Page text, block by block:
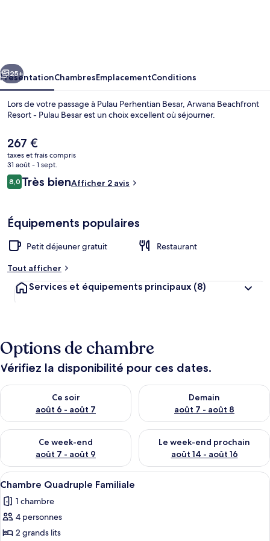
Pulau
Besar
Suivant
25+
PrésentationChambresEmplacementConditions
Lors de votre passage à Pulau Perhentian Besar, Arwana Beachfront
Resort - Pulau Besar est un choix excellent où séjourner.
Le
prix
actuel
est
de
267 €
taxes et frais compris
31 août - 1 sept.
Avis
voyageurs
8,08,0 sur 10
Très bienAfficher 2 avis
Équipements populaires
Petit déjeuner gratuit
Restaurant
Tout afficher
Services et équipements principaux (8)
Options de chambre
Vérifiez la disponibilité pour ces dates.
Ce soir
août 6 - août 7
Vérifier la disponibilité pour ce soir août 6 - août 7
Demain
août 7 - août 8
Vérifier la disponibilité pour
Ce week-end
août 7 - août 9
Vérifier la disponibilité pour ce week-end août 7 - août 9
Le week-end prochain
août 14 - août 16
Vérifier la disponibilité pour
Afficher
toutes
les
photos
pour
Une chambre d’hôtel avec deux lits,
7
Chambre Quadruple Familiale
1 chambre
4 personnes
2 grands lits